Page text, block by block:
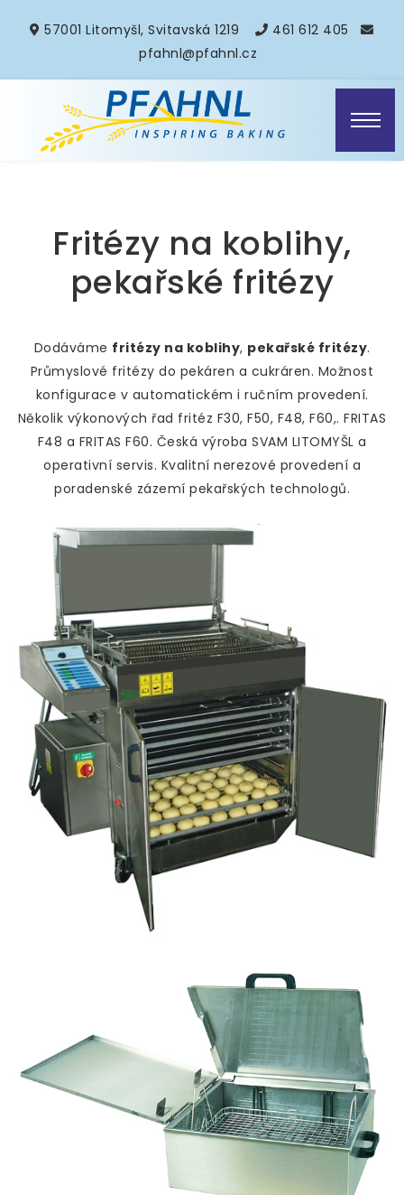
57001 Litomyšl, Svitavská 1219
461 612 405
pfahnl@pfahnl.cz
Fritézy na koblihy,
pekařské fritézy
Dodáváme fritézy na koblihy, pekařské fritézy.
Průmyslové fritézy do pekáren a cukráren. Možnost
konfigurace v automatickém i ručním provedení.
Několik výkonových řad fritéz F30, F50, F48, F60,. FRITAS
F48 a FRITAS F60. Česká výroba SVAM LITOMYŠL a
operativní servis. Kvalitní nerezové provedení a
poradenské zázemí pekařských technologů.